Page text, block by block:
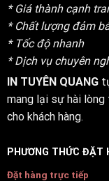
* Giá thành cạnh
* Chất lượng đảm
* Tốc độ nhanh
* Dịch vụ chuyên
IN TUYÊN QUANG
mang lại sự hài
cho khách hàng.
PHƯƠNG THỨC ĐẶT
Đặt hàng trực tiếp